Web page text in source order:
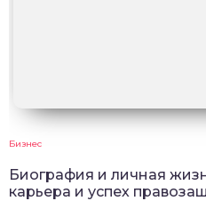
Бизнес
Биография и личная
карьера и успех